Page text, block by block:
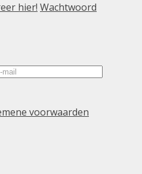
hier! Wachtwoord
voorwaarden